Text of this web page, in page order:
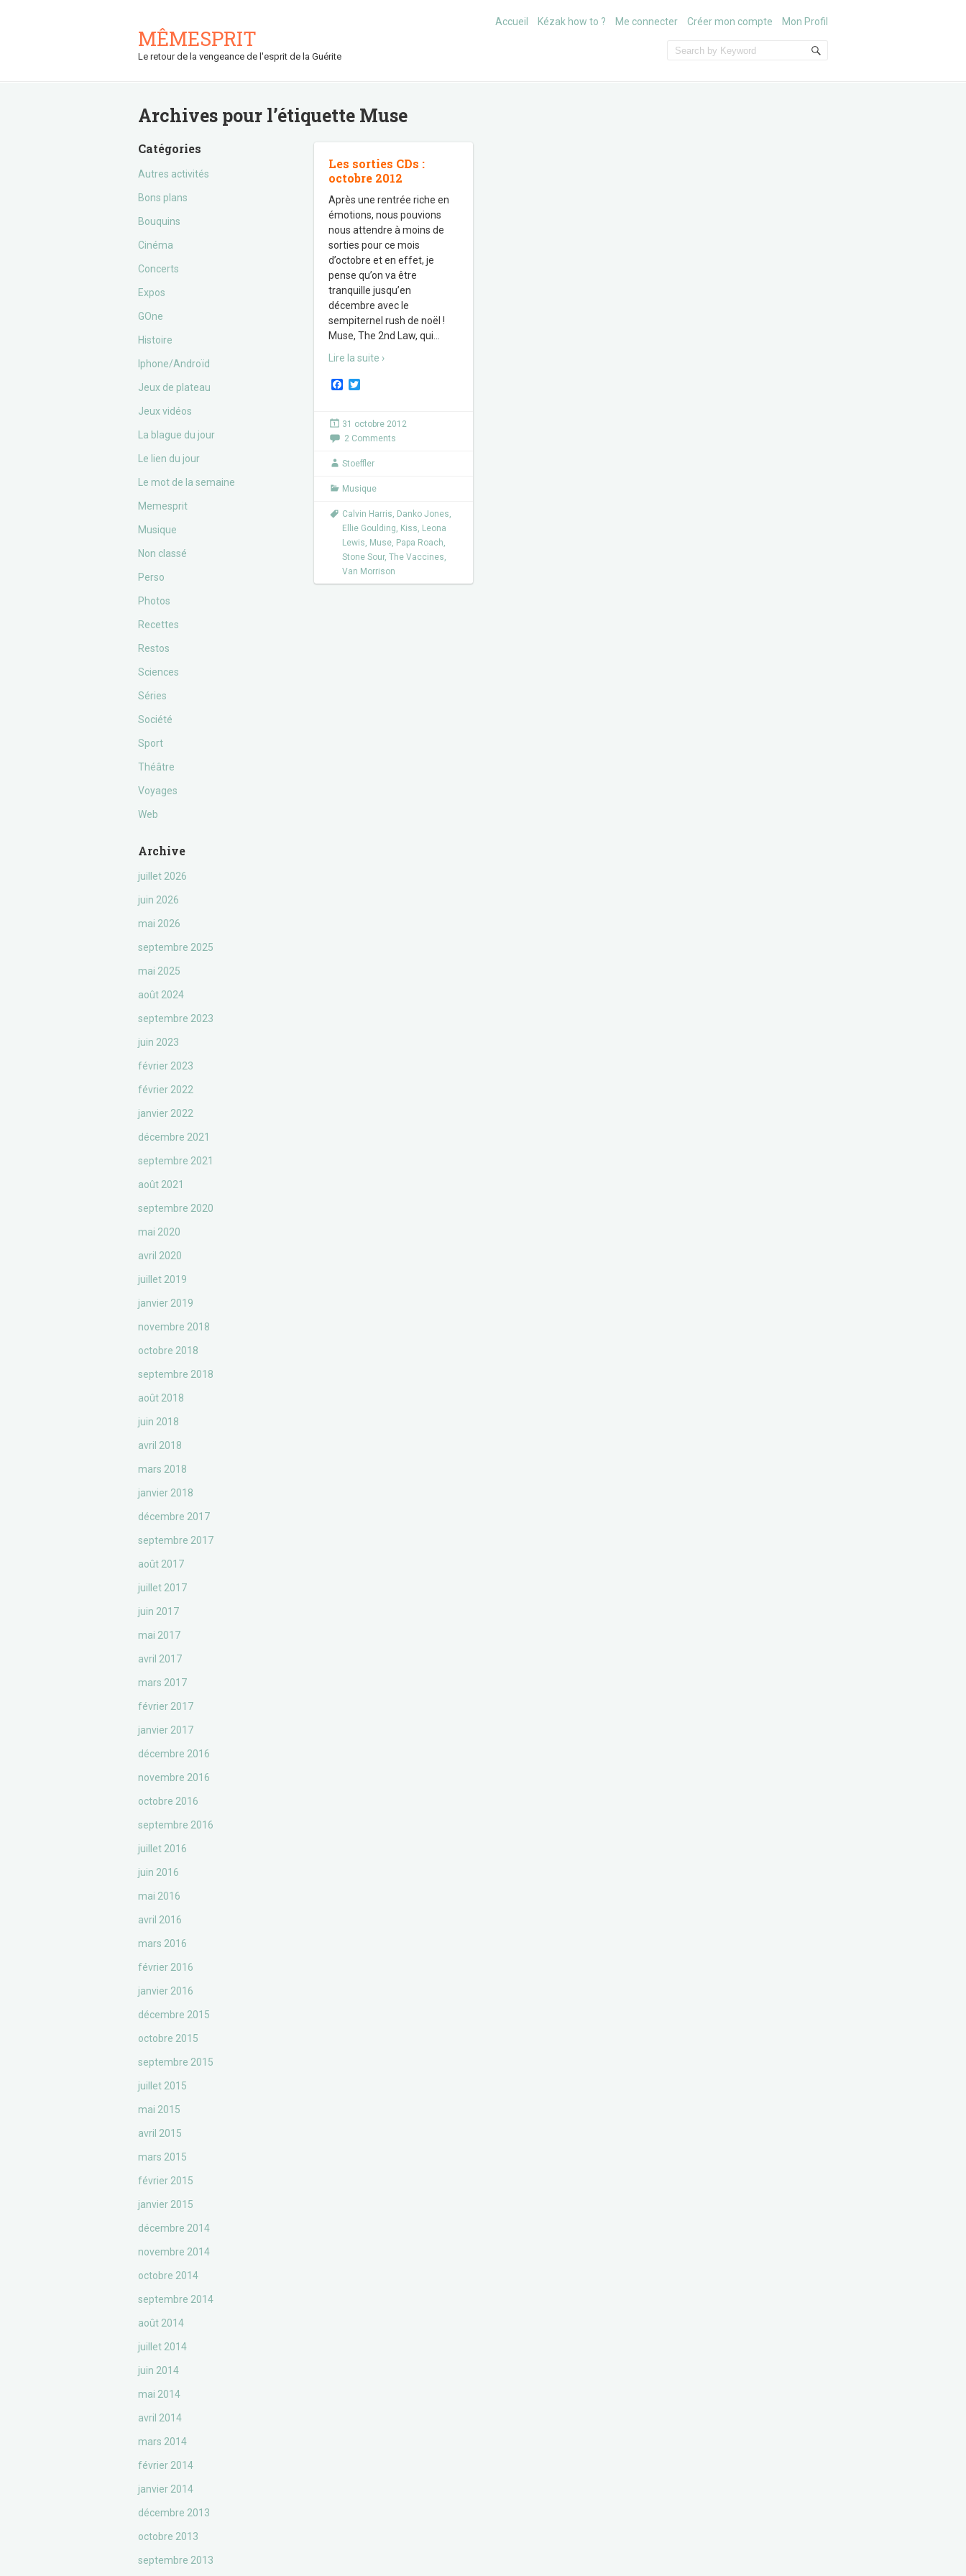
MÊMESPRIT
Le retour de la vengeance de l'esprit de la Guérite
Accueil Kézak how to ? Me connecter Créer mon compte Mon Profil
Archives pour l’étiquette Muse
Catégories
Autres activités
Bons plans
Bouquins
Cinéma
Concerts
Expos
GOne
Histoire
Iphone/Androïd
Jeux de plateau
Jeux vidéos
La blague du jour
Le lien du jour
Le mot de la semaine
Memesprit
Musique
Non classé
Perso
Photos
Recettes
Restos
Sciences
Séries
Société
Sport
Théâtre
Voyages
Web
Archive
juillet 2026
juin 2026
mai 2026
septembre 2025
mai 2025
août 2024
septembre 2023
juin 2023
février 2023
février 2022
janvier 2022
décembre 2021
septembre 2021
août 2021
septembre 2020
mai 2020
avril 2020
juillet 2019
janvier 2019
novembre 2018
octobre 2018
septembre 2018
août 2018
juin 2018
avril 2018
mars 2018
janvier 2018
décembre 2017
septembre 2017
août 2017
juillet 2017
juin 2017
mai 2017
avril 2017
mars 2017
février 2017
janvier 2017
décembre 2016
novembre 2016
octobre 2016
septembre 2016
juillet 2016
juin 2016
mai 2016
avril 2016
mars 2016
février 2016
janvier 2016
décembre 2015
octobre 2015
septembre 2015
juillet 2015
mai 2015
avril 2015
mars 2015
février 2015
janvier 2015
décembre 2014
novembre 2014
octobre 2014
septembre 2014
août 2014
juillet 2014
juin 2014
mai 2014
avril 2014
mars 2014
février 2014
janvier 2014
décembre 2013
octobre 2013
septembre 2013
Les sorties CDs :
octobre 2012
Après une rentrée riche en
émotions, nous pouvions
nous attendre à moins de
sorties pour ce mois
d’octobre et en effet, je
pense qu’on va être
tranquille jusqu’en
décembre avec le
sempiternel rush de noël !
Muse, The 2nd Law, qui
Lire la suite ›
F
e
b
o
k
t
e
31 octobre 2012
2 Comments
Stoeffler
Musique
Calvin Harris, Danko Jones,
Ellie Goulding, Kiss, Leona
Lewis, Muse, Papa Roach,
Stone Sour, The Vaccines,
Van Morrison